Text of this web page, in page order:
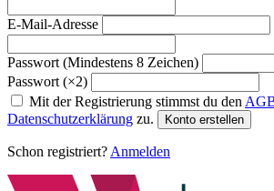
E-Mail-Adresse
Passwort (Mindestens 8 Zeichen)
Passwort (×2)
Mit der Registrierung stimmst du den
Datenschutzerklärung zu. Konto erstellen
Schon registriert? Anmelden